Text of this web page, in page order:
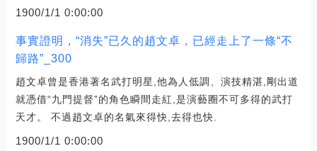
1900/1/1 0:00:00
事實證明，“消失”已久的趙文卓，已經走上了一條“不
歸路”_300
趙文卓曾是香港著名武打明星,他為人低調、演技精湛,剛出道
就憑借“九門提督”的角色瞬間走紅,是演藝圈不可多得的武打
天才。 不過趙文卓的名氣來得快,去得也快.
1900/1/1 0:00:00